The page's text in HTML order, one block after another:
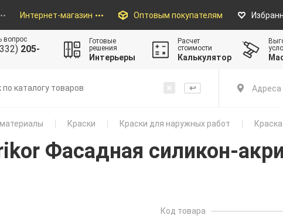
Интернет-магазин Оптовым покупателям
вопрос
205-
Готовые
решения
Интерьеры
Расчет
стоимости
Калькулятор
Адреса
Краски Краски для наружных работ
Фасадная силикон-
Код товара